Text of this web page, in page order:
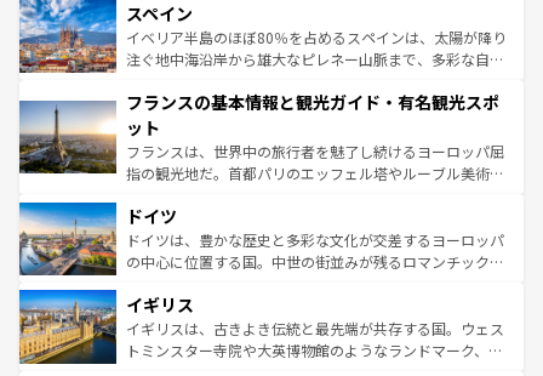
ろん、トスカーナの美しい田園風景やアマルフィ海岸の絶
景など、自然景観も見逃せない。観光の合間には、本場の
ピザやパスタなど、絶品のイタリア料理を堪能することも
ませてくれるイタリアで、忘れられない旅をしてみよう！
なお、新着のイタリア情報は
しい。
スペイン
イベリア半島のほぼ80％を占めるスペインは、太陽が降り
注ぐ地中海沿岸から雄大なピレネー山脈まで、多彩な自然
文化が根付くこの国では、情熱的なフラメンコ、熱気あふ
れる闘牛、そして美味しいタパスが生活の一部となってい
る。首都マドリードの洗練された雰囲気や、バルセロナの
アートに溢れた街角から、地方では古代ローマ遺跡や中世
せる。地方によって風土や気候が異なるスペインはその個
性で訪れる人を魅了する。 なお、新着のスペイン情報は コ
ンテンツ一覧を参照してほしい。
フランスの基本情報と観光ガイド・有名観光スポ
ット
フランスは、世界中の旅行者を魅了し続けるヨーロッパ屈
指の観光地だ。首都パリのエッフェル塔やルーブル美術館
で、幅広い魅力が詰まっている。華麗な宮殿、歴史的な大
聖堂、美しいビーチ、そして豊かな自然が、訪れる者を心
から魅了する。また、フランスは美食の国としても知ら
いる。シャンパンの発祥地であるランス、プロヴァンスの
香り高いラベンダー畑など、多彩な楽しみ方が可能だ。さ
らに、パリ以外の地域にも魅力が溢れており、どの街角に
ドイツ
ドイツは、豊かな歴史と多彩な文化が交差するヨーロッパ
の中心に位置する国。中世の街並みが残るロマンチック街
顔を持つこの国は、どこを歩いても飽きることがない。ベ
ルリンの文化的活気、バイエルン州のアルプスの絶景、そ
してライン川沿いのワイン畑といった風景は必見。ビール
イギリス
イギリスは、古きよき伝統と最先端が共存する国。ウェス
トミンスター寺院や大英博物館のようなランドマーク、歴